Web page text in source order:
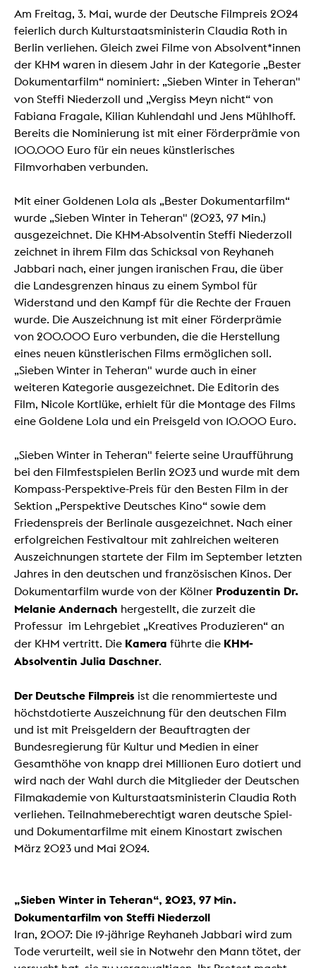
Am Freitag, 3. Mai, wurde der Deutsche Filmpreis 2024
feierlich durch Kulturstaatsministerin Claudia Roth in
Berlin verliehen. Gleich zwei Filme von Absolvent*innen
der KHM waren in diesem Jahr in der Kategorie „Bester
Dokumentarfilm“ nominiert: „Sieben Winter in Teheran"
von Steffi Niederzoll und „Vergiss Meyn nicht“ von
Fabiana Fragale, Kilian Kuhlendahl und Jens Mühlhoff.
Bereits die Nominierung ist mit einer Förderprämie von
100.000 Euro für ein neues künstlerisches
Filmvorhaben verbunden.
Mit einer Goldenen Lola als „Bester Dokumentarfilm“
wurde „Sieben Winter in Teheran" (2023, 97 Min.)
ausgezeichnet. Die KHM-Absolventin Steffi Niederzoll
zeichnet in ihrem Film das Schicksal von Reyhaneh
Jabbari nach, einer jungen iranischen Frau, die über
die Landesgrenzen hinaus zu einem Symbol für
Widerstand und den Kampf für die Rechte der Frauen
wurde. Die Auszeichnung ist mit einer Förderprämie
von 200.000 Euro verbunden, die die Herstellung
eines neuen künstlerischen Films ermöglichen soll.
„Sieben Winter in Teheran" wurde auch in einer
weiteren Kategorie ausgezeichnet. Die Editorin des
Film, Nicole Kortlüke, erhielt für die Montage des Films
eine Goldene Lola und ein Preisgeld von 10.000 Euro.
„Sieben Winter in Teheran" feierte seine Uraufführung
bei den Filmfestspielen Berlin 2023 und wurde mit dem
Kompass-Perspektive-Preis für den Besten Film in der
Sektion „Perspektive Deutsches Kino“ sowie dem
Friedenspreis der Berlinale ausgezeichnet. Nach einer
erfolgreichen Festivaltour mit zahlreichen weiteren
Auszeichnungen startete der Film im September letzten
Jahres in den deutschen und französischen Kinos. Der
Dokumentarfilm wurde von der Kölner Produzentin Dr.
Melanie Andernach hergestellt, die zurzeit die
Professur im Lehrgebiet „Kreatives Produzieren“ an
der KHM vertritt. Die Kamera führte die KHM-
Absolventin Julia Daschner.
Der Deutsche Filmpreis ist die renommierteste und
höchstdotierte Auszeichnung für den deutschen Film
und ist mit Preisgeldern der Beauftragten der
Bundesregierung für Kultur und Medien in einer
Gesamthöhe von knapp drei Millionen Euro dotiert und
wird nach der Wahl durch die Mitglieder der Deutschen
Filmakademie von Kulturstaatsministerin Claudia Roth
verliehen. Teilnahmeberechtigt waren deutsche Spiel-
und Dokumentarfilme mit einem Kinostart zwischen
März 2023 und Mai 2024.
„Sieben Winter in Teheran“, 2023, 97 Min.
Dokumentarfilm von Steffi Niederzoll
Iran, 2007: Die 19-jährige Reyhaneh Jabbari wird zum
Tode verurteilt, weil sie in Notwehr den Mann tötet, der